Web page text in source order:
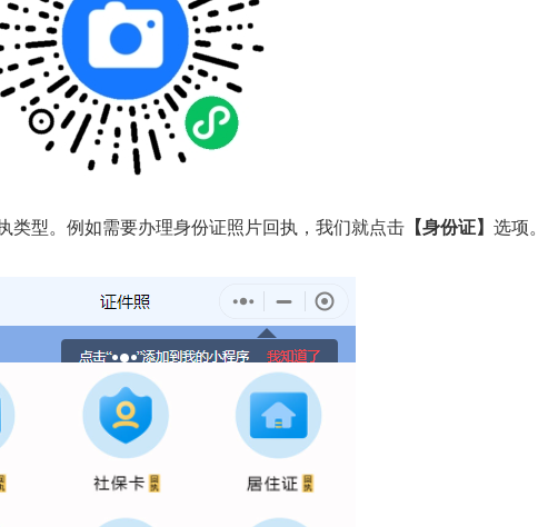
类型。例如需要办理身份证照片回执，我们就点击 【身份证】 选项。